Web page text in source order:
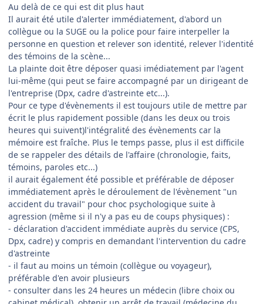
Au delà de ce qui est dit plus haut
Il aurait été utile d'alerter immédiatement, d'abord un
collègue ou la SUGE ou la police pour faire interpeller la
personne en question et relever son identité, relever l'identité
des témoins de la scène...
La plainte doit être déposer quasi imédiatement par l'agent
lui-même (qui peut se faire accompagné par un dirigeant de
l'entreprise (Dpx, cadre d'astreinte etc...).
Pour ce type d'évènements il est toujours utile de mettre par
écrit le plus rapidement possible (dans les deux ou trois
heures qui suivent)l'intégralité des évènements car la
mémoire est fraîche. Plus le temps passe, plus il est difficile
de se rappeler des détails de l'affaire (chronologie, faits,
témoins, paroles etc...)
il aurait également été possible et préférable de déposer
immédiatement après le déroulement de l'évènement "un
accident du travail" pour choc psychologique suite à
agression (même si il n'y a pas eu de coups physiques) :
- déclaration d'accident immédiate auprès du service (CPS,
Dpx, cadre) y compris en demandant l'intervention du cadre
d'astreinte
- il faut au moins un témoin (collègue ou voyageur),
préférable d'en avoir plusieurs
- consulter dans les 24 heures un médecin (libre choix ou